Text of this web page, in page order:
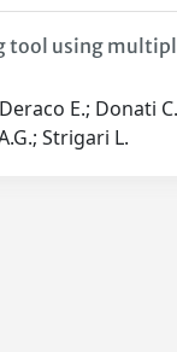
tool using
E.; Donati
Strigari L.